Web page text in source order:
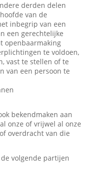
derden delen
van de
inbegrip van een
een gerechtelijke
openbaarmaking
te voldoen,
vast te stellen of te
van een persoon te
bekendmaken aan
onze of vrijwel al onze
overdracht van die
volgende partijen